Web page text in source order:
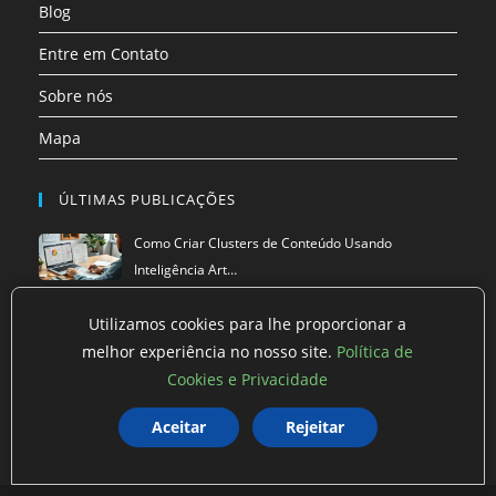
Blog
Entre em Contato
Sobre nós
Mapa
ÚLTIMAS PUBLICAÇÕES
Como Criar Clusters de Conteúdo Usando
Inteligência Art…
Monta…
Algoritmo Penguin em 2025: Como Funciona a
Utilizamos cookies para lhe proporcionar a
melhor experiência no nosso site. Política de
Cookies e Privacidade
Aceitar Rejeitar